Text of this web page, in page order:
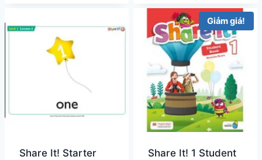
30.000 ₫.
là:
130.000 ₫.
tại
là:
Share It! Starter
Giảm giá!
Share It! 1 Student